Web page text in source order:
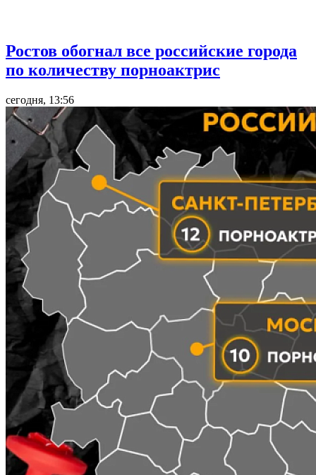
Ростов обогнал все российские города
по количеству порноактрис
сегодня, 13:56